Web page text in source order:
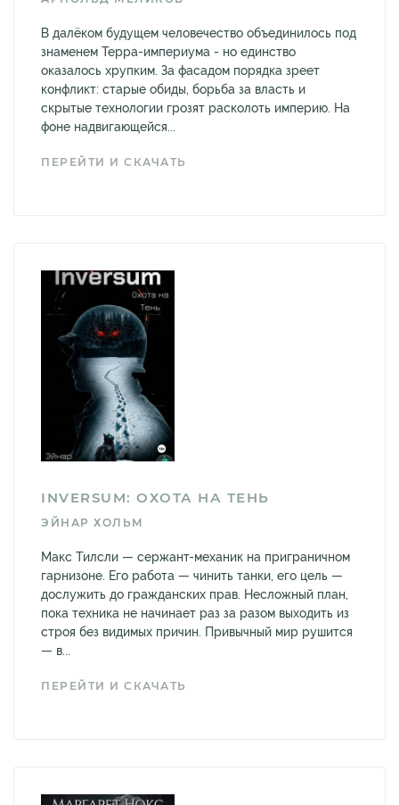
В далёком будущем человечество объединилось под
знаменем Терра-империума - но единство
оказалось хрупким. За фасадом порядка зреет
конфликт: старые обиды, борьба за власть и
скрытые технологии грозят расколоть империю. На
фоне надвигающейся...
ПЕРЕЙТИ И СКАЧАТЬ
INVERSUM: ОХОТА НА ТЕНЬ
ЭЙНАР ХОЛЬМ
Макс Тилсли — сержант-механик на приграничном
гарнизоне. Его работа — чинить танки, его цель —
дослужить до гражданских прав. Несложный план,
пока техника не начинает раз за разом выходить из
строя без видимых причин. Привычный мир рушится
— в...
ПЕРЕЙТИ И СКАЧАТЬ